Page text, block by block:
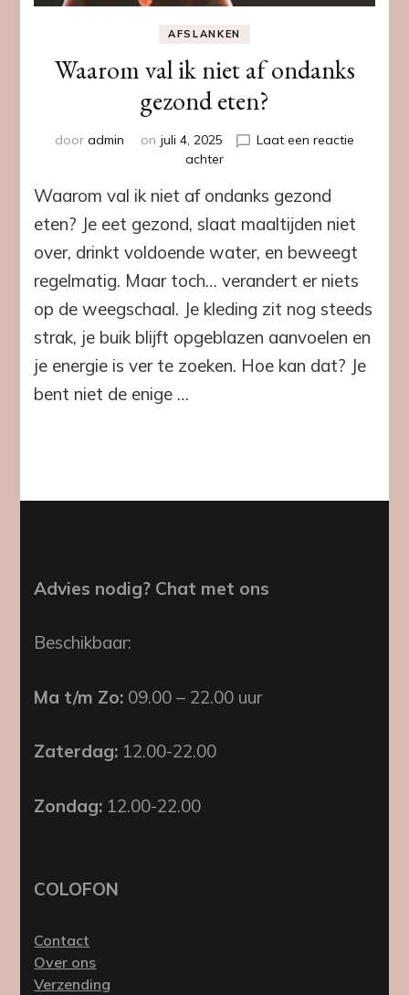
AFSLANKEN
Waarom val ik niet af ondanks
gezond eten?
door admin on juli 4, 2025
Laat een reactie
achterop
val
niet
af
ondanks
gezond
eten?
Waarom val ik niet af ondanks gezond
eten? Je eet gezond, slaat maaltijden niet
over, drinkt voldoende water, en beweegt
regelmatig. Maar toch… verandert er niets
op de weegschaal. Je kleding zit nog steeds
strak, je buik blijft opgeblazen aanvoelen en
je energie is ver te zoeken. Hoe kan dat? Je
bent niet de enige …
Advies nodig? Chat met ons
Beschikbaar:
Ma t/m Zo: 09.00 – 22.00 uur
Zaterdag: 12.00-22.00
Zondag: 12.00-22.00
COLOFON
Contact
Over ons
Verzending